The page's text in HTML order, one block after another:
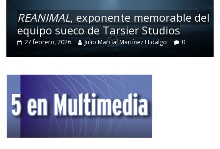
REANIMAL, exponente memorable del
equipo sueco de Tarsier Studios
27 febrero, 2026 Julio Marcial Martínez Hidalgo 0